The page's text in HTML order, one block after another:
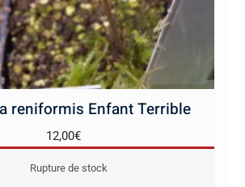
reniformis Enfant Terrible
12,00€
Rupture de stock